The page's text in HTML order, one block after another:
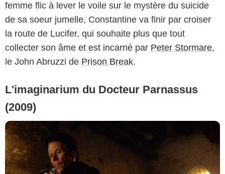
femme flic à lever le voile sur le mystère du suicide
de sa soeur jumelle, Constantine va finir par croiser
la route de Lucifer, qui souhaite plus que tout
collecter son âme et est incarné par Peter Stormare,
le John Abruzzi de Prison Break.
L'imaginarium du Docteur Parnassus
(2009)